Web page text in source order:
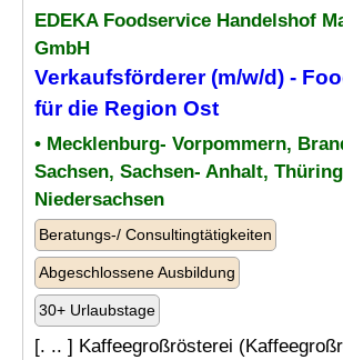
EDEKA Foodservice Handelshof
GmbH
Verkaufsförderer (m/w/d) -
für die Region Ost
• Mecklenburg- Vorpommern,
Sachsen, Sachsen- Anhalt,
Niedersachsen
Beratungs-/ Consultingtätigkeiten
Abgeschlossene Ausbildung
30+ Urlaubstage
[. .. ] Kaffeegroßrösterei